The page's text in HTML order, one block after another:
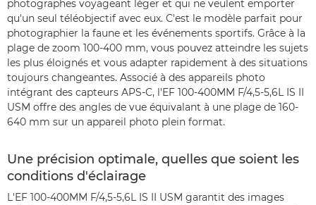
photographes voyageant léger et qui ne veulent emporter
qu'un seul téléobjectif avec eux. C'est le modèle parfait pour
photographier la faune et les événements sportifs. Grâce à la
plage de zoom 100-400 mm, vous pouvez atteindre les sujets
les plus éloignés et vous adapter rapidement à des situations
toujours changeantes. Associé à des appareils photo
intégrant des capteurs APS-C, l'EF 100-400MM F/4,5-5,6L IS II
USM offre des angles de vue équivalant à une plage de 160-
640 mm sur un appareil photo plein format.
Une précision optimale, quelles que soient les
conditions d'éclairage
L'EF 100-400MM F/4,5-5,6L IS II USM garantit des images